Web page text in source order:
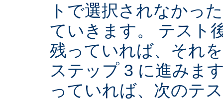
トで選択されなかっ
ていきます。 テスト
残っていれば、それ
ステップ 3 に進みま
っていれば、次のテ